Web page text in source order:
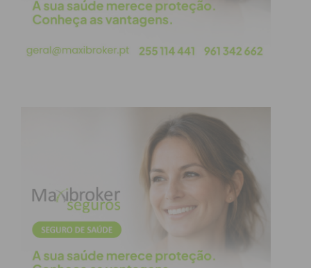
Eu li e concordo com os
condições